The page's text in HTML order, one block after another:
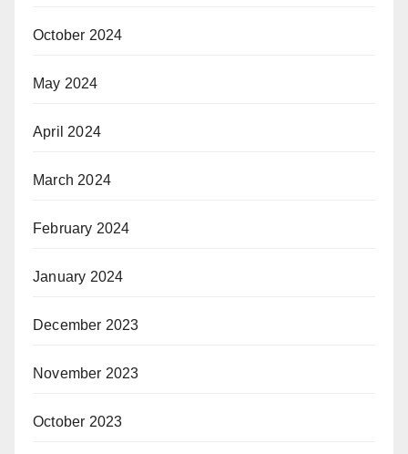
October 2024
May 2024
April 2024
March 2024
February 2024
January 2024
December 2023
November 2023
October 2023